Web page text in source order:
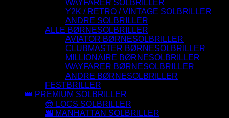
WAYFARER SOLBRILLER
Y2K / RETRO / VINTAGE SOLBRILLER
ANDRE SOLBRILLER
ALLE BØRNESOLBRILLER
AVIATOR BØRNESOLBRILLER
CLUBMASTER BØRNESOLBRILLER
MILLIONAIRE BØRNESOLBRILLER
WAYFARER BØRNESOLBRILLER
ANDRE BØRNESOLBRILLER
FESTBRILLER
👑 PREMIUM SOLBRILLER
😎 LOCS SOLBRILLER
🌆 MANHATTAN SOLBRILLER